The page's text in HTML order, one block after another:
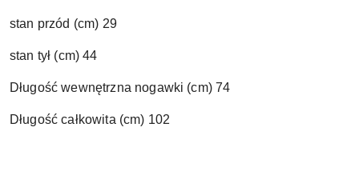
stan przód (cm) 29
stan tył (cm) 44
Długość wewnętrzna nogawki (cm) 74
Długość całkowita (cm) 102